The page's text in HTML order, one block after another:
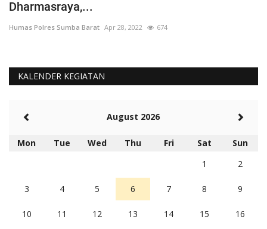
Dharmasraya,...
Humas Polres Sumba Barat Apr 28, 2022 674
KALENDER KEGIATAN
August 2026
Mon Tue Wed Thu Fri Sat
Sun
1
2
3 4 5 6 7 8 9
10 11 12 13 14 15 16